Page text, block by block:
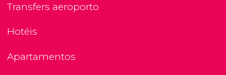
Transfers aeroporto
Hotéis
Apartamentos